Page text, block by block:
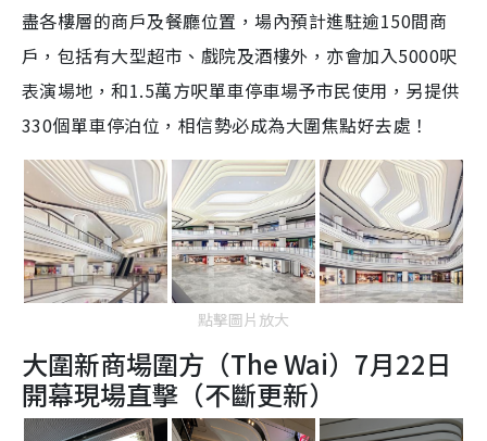
盡各樓層的商戶及餐廳位置，場內預計進駐逾150間商
戶，包括有大型超市、戲院及酒樓外，亦會加入5000呎
表演場地，和1.5萬方呎單車停車場予市民使用，另提供
330個單車停泊位，相信勢必成為大圍焦點好去處！
點擊圖片放大
大圍新商場圍方（The Wai）7月22日
開幕現場直擊（不斷更新）